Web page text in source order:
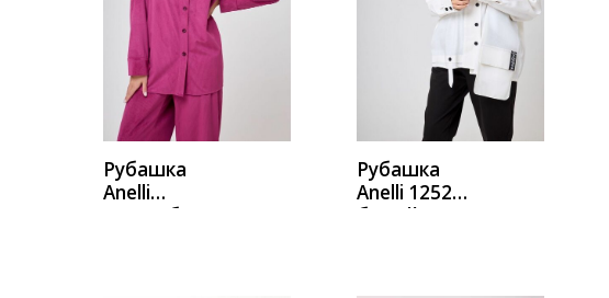
Рубашка
Anelli
1240рубашка
КУПИТЬ
Рубашка
Anelli 1252
белый_лен